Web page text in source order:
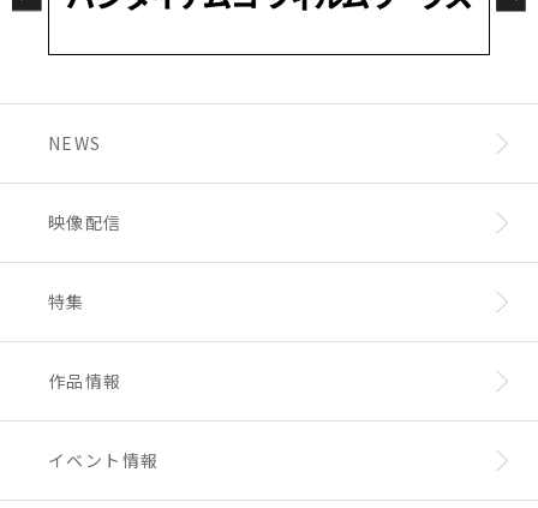
NEWS
映像配信
特集
作品情報
イベント情報